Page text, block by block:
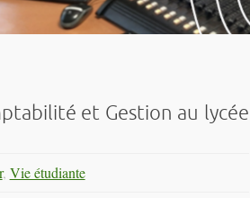
et Gestion au lycée
, Vie étudiante